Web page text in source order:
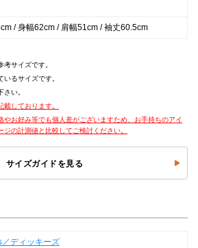
/ 身幅62cm / 肩幅51cm / 袖丈60.5cm
サイズです。
るサイズです。
い。
しております。
やお好み等でも個人差がございますため、お手持ちのアイ
の計測値と比較してご検討ください。
サイズガイドを見る
／ディッキーズ